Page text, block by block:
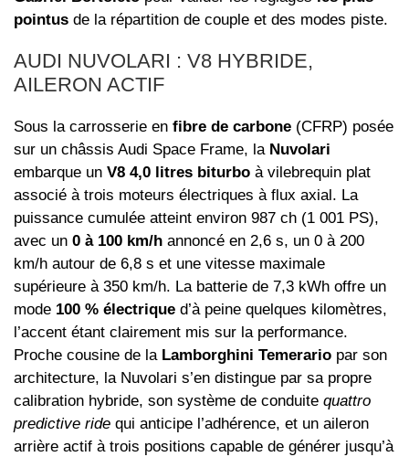
pointus de la répartition de couple et des modes piste.
AUDI NUVOLARI : V8 HYBRIDE,
AILERON ACTIF
Sous la carrosserie en fibre de carbone (CFRP) posée
sur un châssis Audi Space Frame, la Nuvolari
embarque un V8 4,0 litres biturbo à vilebrequin plat
associé à trois moteurs électriques à flux axial. La
puissance cumulée atteint environ 987 ch (1 001 PS),
avec un 0 à 100 km/h annoncé en 2,6 s, un 0 à 200
km/h autour de 6,8 s et une vitesse maximale
supérieure à 350 km/h. La batterie de 7,3 kWh offre un
mode 100 % électrique d’à peine quelques kilomètres,
l’accent étant clairement mis sur la performance.
Proche cousine de la Lamborghini Temerario par son
architecture, la Nuvolari s’en distingue par sa propre
calibration hybride, son système de conduite quattro
predictive ride qui anticipe l’adhérence, et un aileron
arrière actif à trois positions capable de générer jusqu’à